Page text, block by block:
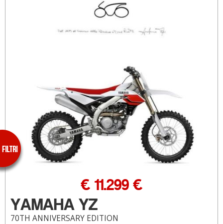
YAMAHA YZ
70TH ANNIVERSARY EDITION
€ 11.299 €